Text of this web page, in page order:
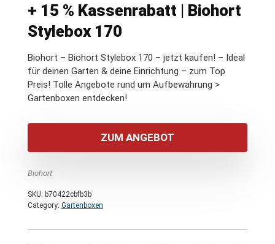
+ 15 % Kassenrabatt | Biohort
Stylebox 170
Biohort – Biohort Stylebox 170 – jetzt kaufen! – Ideal
für deinen Garten & deine Einrichtung – zum Top
Preis! Tolle Angebote rund um Aufbewahrung >
Gartenboxen entdecken!
ZUM ANGEBOT
Biohort
SKU: b70422cbfb3b
Category: Gartenboxen